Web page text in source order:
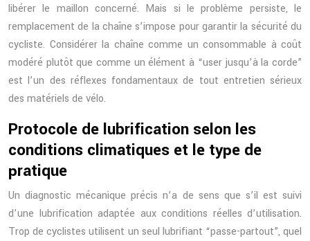
libérer le maillon concerné. Mais si le problème persiste, le
remplacement de la chaîne s’impose pour garantir la sécurité du
cycliste. Considérer la chaîne comme un consommable à coût
modéré plutôt que comme un élément à “user jusqu’à la corde”
est l’un des réflexes fondamentaux de tout entretien sérieux
des matériels de vélo.
Protocole de lubrification selon les
conditions climatiques et le type de
pratique
Un diagnostic mécanique précis n’a de sens que s’il est suivi
d’une lubrification adaptée aux conditions réelles d’utilisation.
Trop de cyclistes utilisent un seul lubrifiant “passe-partout”, quel